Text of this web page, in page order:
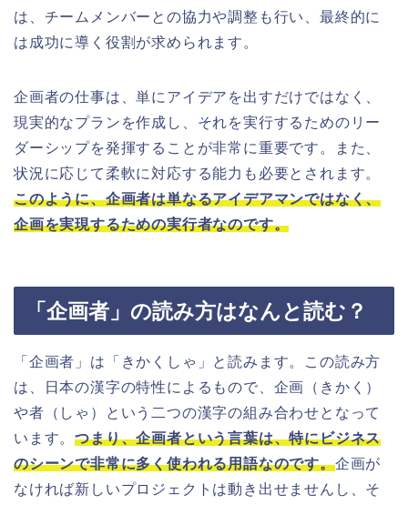
は、チームメンバーとの協力や調整も行い、最終的に
は成功に導く役割が求められます。
企画者の仕事は、単にアイデアを出すだけではなく、
現実的なプランを作成し、それを実行するためのリー
ダーシップを発揮することが非常に重要です。また、
状況に応じて柔軟に対応する能力も必要とされます。
このように、企画者は単なるアイデアマンではなく、
企画を実現するための実行者なのです。
「企画者」の読み方はなんと読む？
「企画者」は「きかくしゃ」と読みます。この読み方
は、日本の漢字の特性によるもので、企画（きかく）
や者（しゃ）という二つの漢字の組み合わせとなって
います。つまり、企画者という言葉は、特にビジネス
のシーンで非常に多く使われる用語なのです。企画が
なければ新しいプロジェクトは動き出せませんし、そ